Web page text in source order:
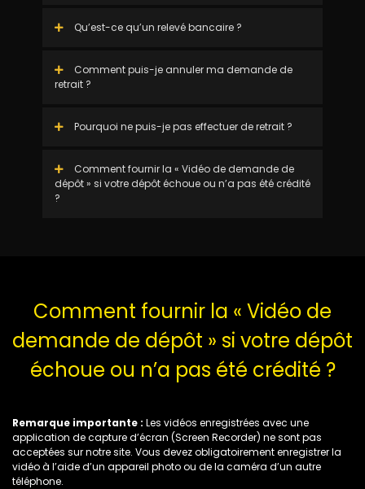
Qu’est-ce qu’un relevé bancaire ?
Comment puis-je annuler ma demande de
retrait ?
Pourquoi ne puis-je pas effectuer de retrait ?
Comment fournir la « Vidéo de demande de
dépôt » si votre dépôt échoue ou n’a pas été crédité
?
Comment fournir la « Vidéo de
demande de dépôt » si votre dépôt
échoue ou n’a pas été crédité ?
Remarque importante : Les vidéos enregistrées avec une
application de capture d’écran (Screen Recorder) ne sont pas
acceptées sur notre site. Vous devez obligatoirement enregistrer la
vidéo à l’aide d’un appareil photo ou de la caméra d’un autre
téléphone.